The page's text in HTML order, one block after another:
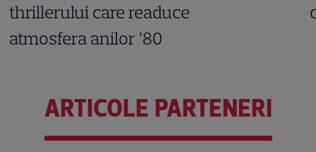
thrillerului care readuce
atmosfera anilor ’80
ARTICOLE PARTENERI